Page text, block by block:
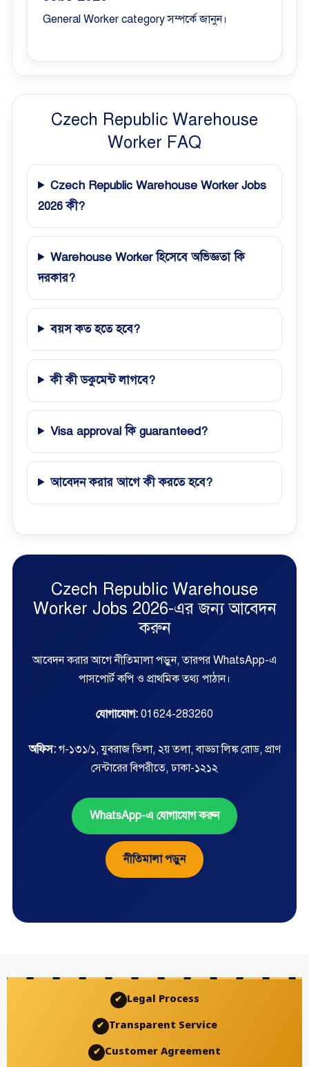
General Worker category সম্পর্কে জানুন।
Czech Republic Warehouse
Worker FAQ
Czech Republic Warehouse Worker Jobs
2026 কী?
Warehouse Worker হিসেবে অভিজ্ঞতা কি
দরকার?
বয়স কত হতে হবে?
কী কী ডকুমেন্ট লাগবে?
Visa approval কি guaranteed?
আবেদন করার আগে কী করতে হবে?
Czech Republic Warehouse
Worker Jobs 2026-এর জন্য আবেদন
করুন
আবেদন করার আগে নীতিমালা পড়ুন, তারপর WhatsApp-এ
পাসপোর্ট কপি ও প্রাথমিক তথ্য পাঠান।
যোগাযোগ: 01624-283260
অফিস:গ-১৩১/১, যুবরাজ ভিলা, ২য় তলা, বাড্ডা লিঙ্ক রোড, প্রাণ
সেন্টারের বিপরীতে, ঢাকা-১২১২
WhatsApp-এ যোগাযোগ করুন
নীতিমালা পড়ুন
✔ Legal Process
✔ Transparent Service
✔ Customer Agreement